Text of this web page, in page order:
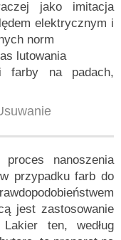
jako imitacja
elektrycznym i
norm
lutowania
farby na padach,
nanoszenia
przypadku farb do
jest zastosowanie
ten, według